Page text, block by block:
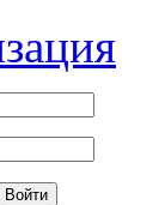
Войти